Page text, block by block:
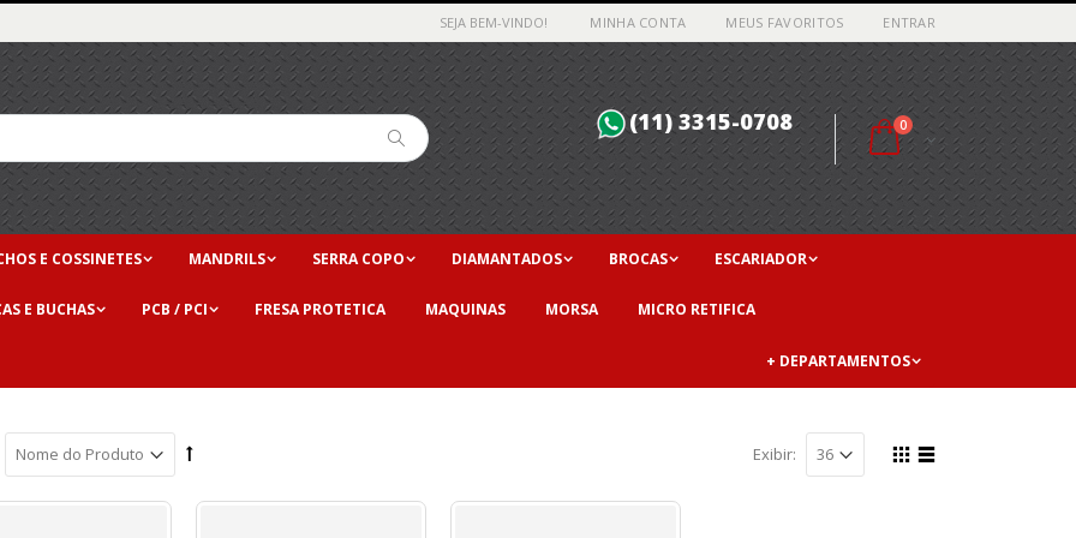
MINHA CONTA MEUS FAVORITOS ENTRAR
SEJA BEM-VINDO!
(11) 3315-0708 0
E COSSINETES MANDRILS SERRA COPO DIAMANTADOS BROCAS ESCARIADOR
E BUCHAS PCB / PCI FRESA PROTETICA MAQUINAS MORSA MICRO RETIFICA
+ DEPARTAMENTOS
Exibir: